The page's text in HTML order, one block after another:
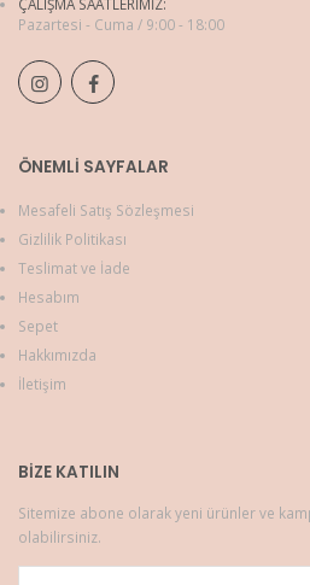
Pazartesi - Cuma / 9:00 - 18:00
ÖNEMLI SAYFALAR
Mesafeli Satış Sözleşmesi
Gizlilik Politikası
Teslimat ve İade
Hesabım
Sepet
Hakkımızda
İletişim
BIZE KATILIN
Sitemize abone olarak yeni ürünler ve
olabilirsiniz.